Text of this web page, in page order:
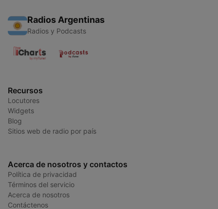
Radios Argentinas
Radios y Podcasts
Recursos
Locutores
Widgets
Blog
Sitios web de radio por país
Acerca de nosotros y contactos
Política de privacidad
Términos del servicio
Acerca de nosotros
Contáctenos